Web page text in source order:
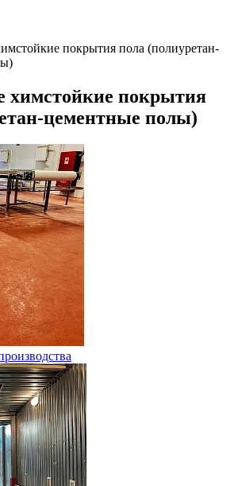
покрытия пола (полиуретан-
химстойкие покрытия
цементные полы)